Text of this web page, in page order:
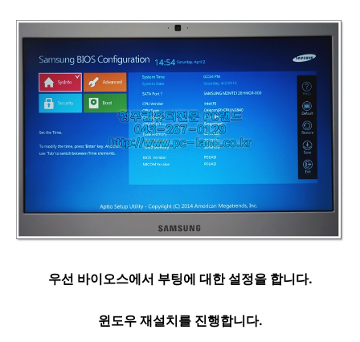
우선 바이오스에서 부팅에 대한 설정을 합니다.
윈도우 재설치를 진행합니다.